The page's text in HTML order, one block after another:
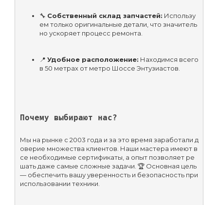
🔧 Собственный склад запчастей: Использу
ем только оригинальные детали, что значитель
но ускоряет процесс ремонта.
📍 Удобное расположение: Находимся всего
в 50 метрах от метро Шоссе Энтузиастов.
Почему выбирают нас?
Мы на рынке с 2003 года и за это время заработали д
оверие множества клиентов. Наши мастера имеют в
се необходимые сертификаты, а опыт позволяет ре
шать даже самые сложные задачи. 🏆 Основная цель
— обеспечить вашу уверенность и безопасность при
использовании техники.